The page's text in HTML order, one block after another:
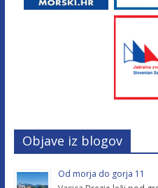
Objave iz blogov
Od morja do gorja 11